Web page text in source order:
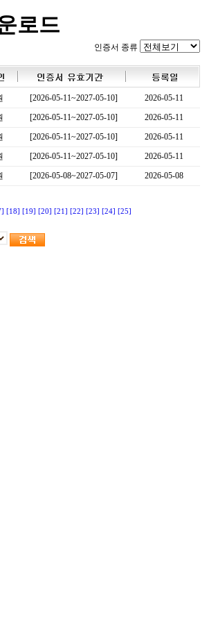
로드
인증서 종류
[2026-05-11~2027-05-10]
2026-05-11
[2026-05-11~2027-05-10]
2026-05-11
[2026-05-11~2027-05-10]
2026-05-11
[2026-05-11~2027-05-10]
2026-05-11
[2026-05-08~2027-05-07] 2026-05-08
[18] [19] [20] [21] [22] [23] [24] [25]